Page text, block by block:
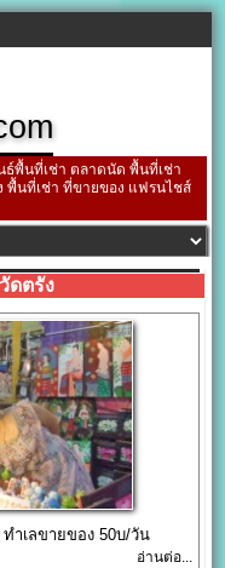
ธ์พื้นที่เช่า ตลาดนัด พื้นที่เช่า
พื้นที่เช่า ที่ขายของ แฟรนไชส์
ดตรัง
ำเลขายของ 50บ/วัน
อ่านต่อ...